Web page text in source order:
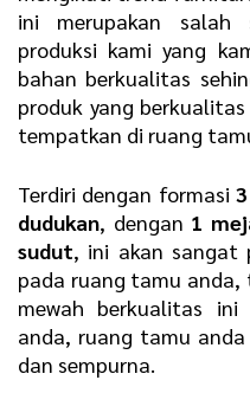
ini merupakan
produksi kami yang
bahan berkualitas
produk yang
tempatkan di ruang
Terdiri dengan formasi
dudukan, dengan 1
sudut, ini akan sangat
pada ruang tamu
mewah berkualitas
anda, ruang tamu anda
dan sempurna.